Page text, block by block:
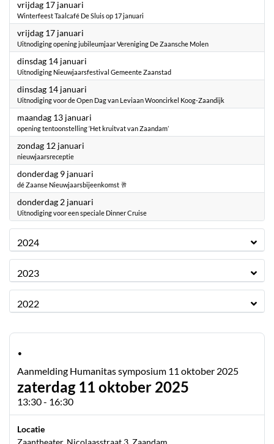
vrijdag 17 januari
Winterfeest Taalcafé De Sluis op 17 januari
vrijdag 17 januari
Uitnodiging opening jubileumjaar Vereniging De Zaansche Molen
dinsdag 14 januari
Uitnodiging Nieuwjaarsfestival Gemeente Zaanstad
dinsdag 14 januari
Uitnodiging voor de Open Dag van Leviaan Wooncirkel Koog-Zaandijk
maandag 13 januari
opening tentoonstelling ‘Het kruitvat van Zaandam’
zondag 12 januari
nieuwjaarsreceptie
donderdag 9 januari
dé Zaanse Nieuwjaarsbijeenkomst 🥂
donderdag 2 januari
Uitnodiging voor een speciale Dinner Cruise
2024
2023
2022
·
Aanmelding Humanitas symposium 11 oktober 2025
zaterdag 11 oktober 2025
13:30 - 16:30
Locatie
Zaantheater, Nicolaasstraat 3, Zaandam